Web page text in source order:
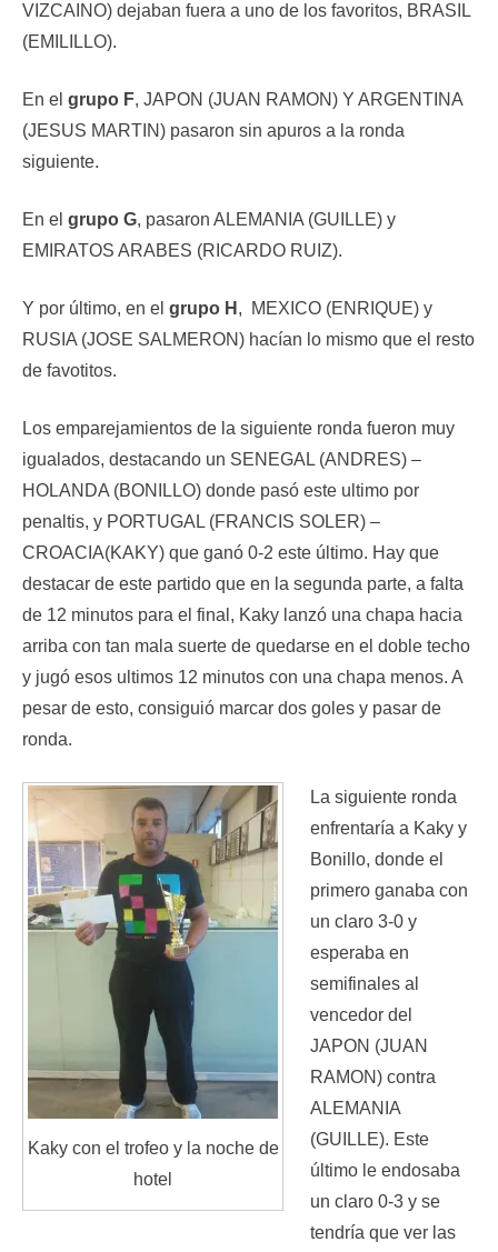
VIZCAINO) dejaban fuera a uno de los favoritos, BRASIL
(EMILILLO).
En el grupo F, JAPON (JUAN RAMON) Y ARGENTINA
(JESUS MARTIN) pasaron sin apuros a la ronda
siguiente.
En el grupo G, pasaron ALEMANIA (GUILLE) y
EMIRATOS ARABES (RICARDO RUIZ).
Y por último, en el grupo H , MEXICO (ENRIQUE) y
RUSIA (JOSE SALMERON) hacían lo mismo que el resto
de favotitos.
Los emparejamientos de la siguiente ronda fueron muy
igualados, destacando un SENEGAL (ANDRES) –
HOLANDA (BONILLO) donde pasó este ultimo por
penaltis, y PORTUGAL (FRANCIS SOLER) –
CROACIA(KAKY) que ganó 0-2 este último. Hay que
destacar de este partido que en la segunda parte, a falta
de 12 minutos para el final, Kaky lanzó una chapa hacia
arriba con tan mala suerte de quedarse en el doble techo
y jugó esos ultimos 12 minutos con una chapa menos. A
pesar de esto, consiguió marcar dos goles y pasar de
ronda.
Kaky con el trofeo y la noche de
hotel
La siguiente ronda
enfrentaría a Kaky y
Bonillo, donde el
primero ganaba con
un claro 3-0 y
esperaba en
semifinales al
vencedor del
JAPON (JUAN
RAMON) contra
ALEMANIA
(GUILLE). Este
último le endosaba
un claro 0-3 y se
tendría que ver las